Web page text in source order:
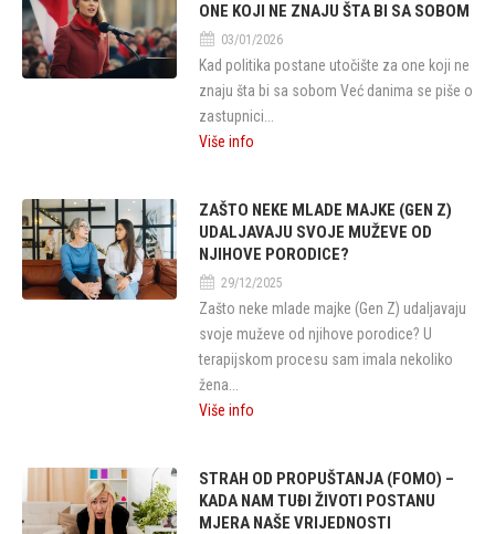
ONE KOJI NE ZNAJU ŠTA BI SA SOBOM
03/01/2026
Kad politika postane utočište za one koji ne
znaju šta bi sa sobom Već danima se piše o
zastupnici...
Više info
ZAŠTO NEKE MLADE MAJKE (GEN Z)
UDALJAVAJU SVOJE MUŽEVE OD
NJIHOVE PORODICE?
29/12/2025
Zašto neke mlade majke (Gen Z) udaljavaju
svoje muževe od njihove porodice? U
terapijskom procesu sam imala nekoliko
žena...
Više info
STRAH OD PROPUŠTANJA (FOMO) –
KADA NAM TUĐI ŽIVOTI POSTANU
MJERA NAŠE VRIJEDNOSTI